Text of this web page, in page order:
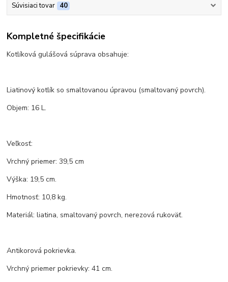
Súvisiaci tovar 40
Kompletné špecifikácie
Kotlíková gulášová súprava obsahuje:
Liatinový kotlík so smaltovanou úpravou (smaltovaný povrch).
Objem: 16 L.
Veľkosť:
Vrchný priemer: 39,5 cm
Výška: 19,5 cm.
Hmotnosť: 10,8 kg.
Materiál: liatina, smaltovaný povrch, nerezová rukoväť.
Antikorová pokrievka.
Vrchný priemer pokrievky: 41 cm.